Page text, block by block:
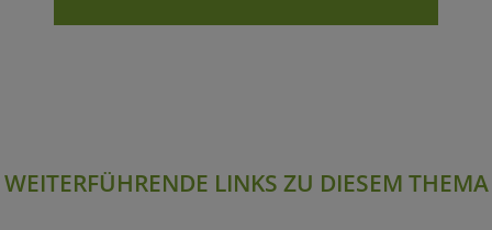
WEITERFÜHRENDE LINKS ZU DIESEM THEMA